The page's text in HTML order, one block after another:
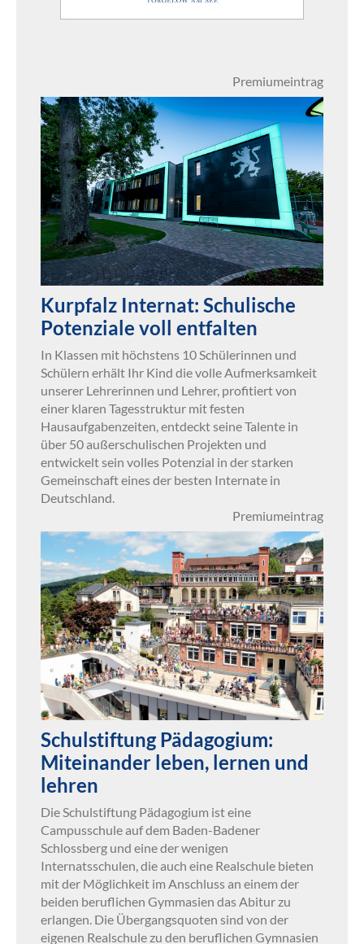
Premiumeintrag
Kurpfalz Internat: Schulische
Potenziale voll entfalten
In Klassen mit höchstens 10 Schülerinnen und
Schülern erhält Ihr Kind die volle Aufmerksamkeit
unserer Lehrerinnen und Lehrer, profitiert von
einer klaren Tagesstruktur mit festen
Hausaufgabenzeiten, entdeckt seine Talente in
über 50 außerschulischen Projekten und
entwickelt sein volles Potenzial in der starken
Gemeinschaft eines der besten Internate in
Deutschland.
Premiumeintrag
Schulstiftung Pädagogium:
Miteinander leben, lernen und
lehren
Die Schulstiftung Pädagogium ist eine
Campusschule auf dem Baden-Badener
Schlossberg und eine der wenigen
Internatsschulen, die auch eine Realschule bieten
mit der Möglichkeit im Anschluss an einem der
beiden beruflichen Gymmasien das Abitur zu
erlangen. Die Übergangsquoten sind von der
eigenen Realschule zu den beruflichen Gymnasien